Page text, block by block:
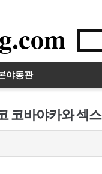
야동관
코바야카와 섹스